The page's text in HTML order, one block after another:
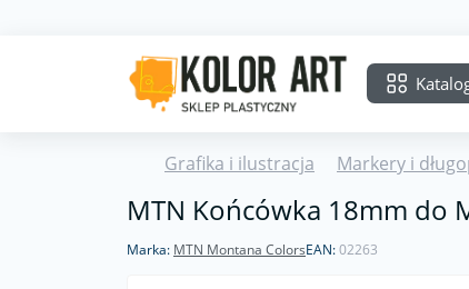
Grafika i ilustracja Markery i
MTN Końcówka 18mm do
Marka: MTN Montana ColorsEAN:02263